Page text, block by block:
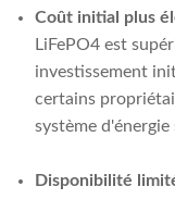
Coût initial plus
LiFePO4 est
investissement
certains
système d'énergie
Disponibilité